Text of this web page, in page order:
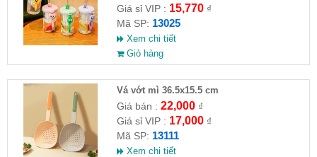
Giá sỉ VIP : 15,770₫
Mã SP: 13025
Xem chi tiết
Giỏ hàng
Vá vớt mì 36.5x15.5 cm
Giá bán : 22,000₫
Giá sỉ VIP : 17,000₫
Mã SP: 13111
Xem chi tiết